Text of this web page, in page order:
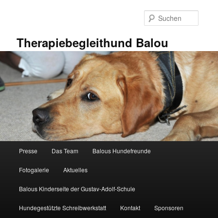
Therapiebegleithund Balou
Presse Das Team Balous Hundefreunde
Fotogalerie Aktuelles
Balous Kinderseite der Gustav-Adolf-Schule
Hundegestützte Schreibwerkstatt Kontakt Sponsoren